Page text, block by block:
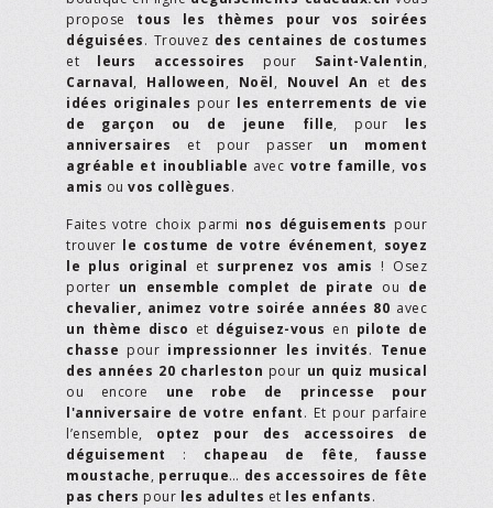
propose tous les thèmes pour vos soirées
déguisées. Trouvez des centaines de costumes
et leurs accessoires pour Saint-Valentin,
Carnaval, Halloween, Noël, Nouvel An et des
idées originales pour les enterrements de vie
de garçon ou de jeune fille, pour les
anniversaires et pour passer un moment
agréable et inoubliable avec votre famille, vos
amis ou vos collègues.
Faites votre choix parmi nos déguisements pour
trouver le costume de votre événement, soyez
le plus original et surprenez vos amis ! Osez
porter un ensemble complet de pirate ou de
chevalier, animez votre soirée années 80 avec
un thème disco et déguisez-vous en pilote de
chasse pour impressionner les invités. Tenue
des années 20 charleston pour un quiz musical
ou encore une robe de princesse pour
l'anniversaire de votre enfant. Et pour parfaire
l’ensemble, optez pour des accessoires de
déguisement : chapeau de fête, fausse
moustache, perruque… des accessoires de fête
pas chers pour les adultes et les enfants.